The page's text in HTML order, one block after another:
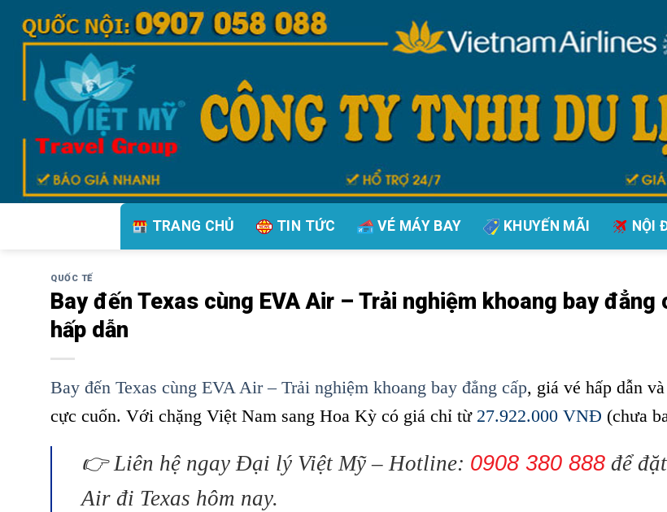
TRANG CHỦ TIN TỨC VÉ MÁY BAY KHUYẾN MÃI NỘI
QUỐC TẾ
Bay đến Texas cùng EVA Air – Trải nghiệm khoang bay đẳng
hấp dẫn
Bay đến Texas cùng EVA Air – Trải nghiệm khoang bay đẳng cấp, giá vé hấp dẫn
cực cuốn. Với chặng Việt Nam sang Hoa Kỳ có giá chỉ từ 27.922.000 VNĐ (chưa
👉 Liên hệ ngay Đại lý Việt Mỹ – Hotline: 0908 380 888 để
Air đi Texas hôm nay.